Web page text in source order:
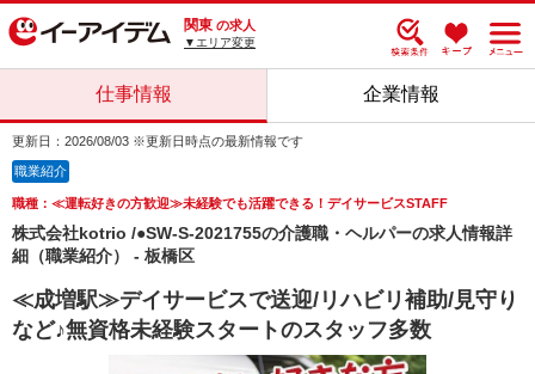
関東 の求人
▼エリア変更
仕事情報 企業情報
更新日：2026/08/03 ※更新日時点の最新情報です
職業紹介
職種：≪運転好きの方歓迎≫未経験でも活躍できる！デイサービスSTAFF
株式会社kotrio /●SW-S-2021755の介護職・ヘルパーの求人情報詳
細（職業紹介） - 板橋区
≪成増駅≫デイサービスで送迎/リハビリ補助/見守り
など♪無資格未経験スタートのスタッフ多数